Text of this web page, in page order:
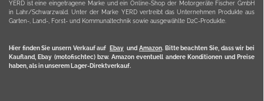
YERD ist eine eingetragene Marke und ein Online-Shop der Motorgeräte Fischer GmbH
in Lahr/Schwarzwald. Unter der Marke YERD vertreibt das Unternehmen Produkte aus
Garten-, Land-, Forst- und Kommunaltechnik sowie ausgewählte D2C-Produkte.
Hier finden Sie unsern Verkauf auf Ebayund Amazon. Bitte beachten Sie, dass wir bei
Kaufland, Ebay (motofischtec) bzw. Amazon eventuell andere Konditionen und Preise
haben, als in unserem Lager-Direktverkauf.